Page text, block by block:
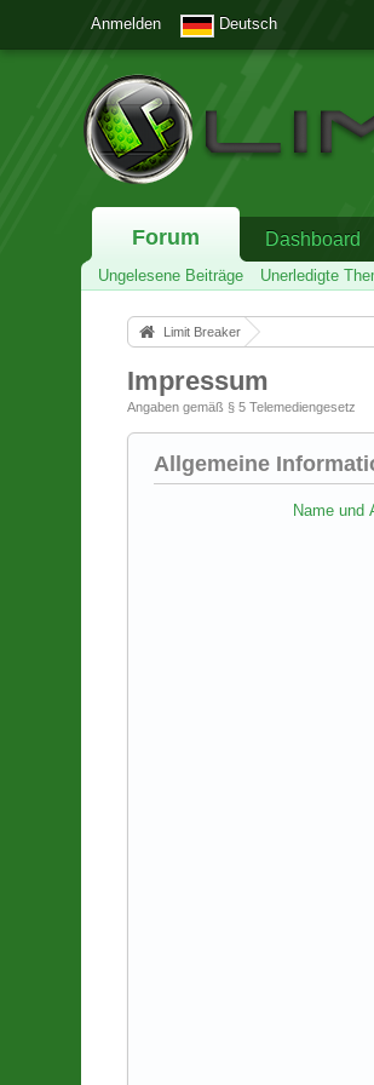
Anmelden Deutsch
Forum Dashboard
Ungelesene Beiträge Unerledigte
Limit Breaker
Impressum
Angaben gemäß § 5 Telemediengesetz
Allgemeine
Name und